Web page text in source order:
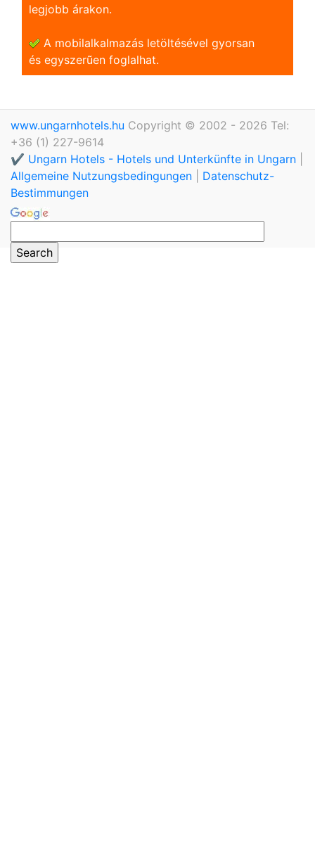
legjobb árakon.
A mobilalkalmazás letöltésével gyorsan
és egyszerũen foglalhat.
www.ungarnhotels.hu Copyright © 2002 - 2026 Tel:
+36 (1) 227-9614
✔️ Ungarn Hotels - Hotels und Unterkünfte in Ungarn
Allgemeine Nutzungsbedingungen
Datenschutz-
Bestimmungen